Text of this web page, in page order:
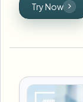
Try Now